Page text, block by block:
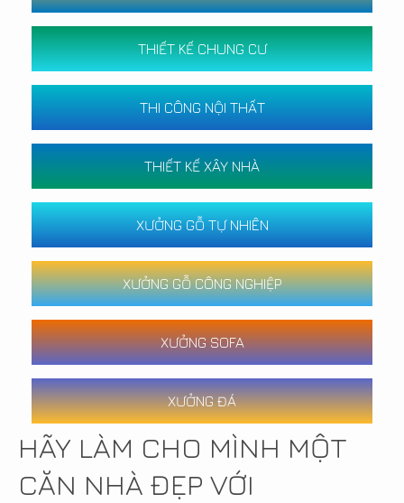
THIẾT KẾ CHUNG CƯ
THI CÔNG NỘI THẤT
THIẾT KẾ XÂY NHÀ
XƯỞNG GỖ TỰ NHIÊN
XƯỞNG GỖ CÔNG NGHIỆP
XƯỞNG SOFA
XƯỞNG ĐÁ
HÃY LÀM CHO MÌNH MỘT
CĂN NHÀ ĐẸP VỚI